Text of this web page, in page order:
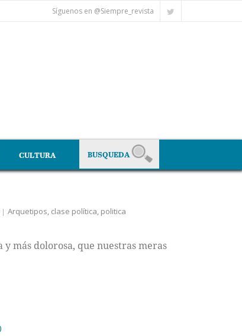
Síguenos en @Siempre_revista
CULTURA
Arquetipos, clase política, politica
más dolorosa, que nuestras meras